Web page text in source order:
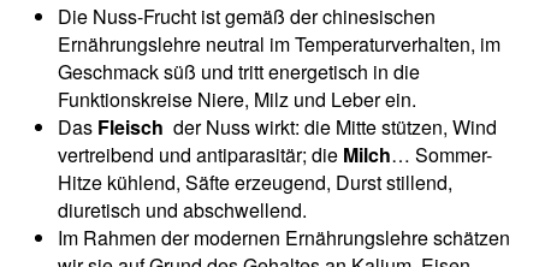
Die Nuss-Frucht ist gemäß der chinesischen
Ernährungslehre neutral im Temperaturverhalten, im
Geschmack süß und tritt energetisch in die
Funktionskreise Niere, Milz und Leber ein.
Das Fleisch der Nuss wirkt: die Mitte stützen, Wind
vertreibend und antiparasitär; die Milch… Sommer-
Hitze kühlend, Säfte erzeugend, Durst stillend,
diuretisch und abschwellend.
Im Rahmen der modernen Ernährungslehre schätzen